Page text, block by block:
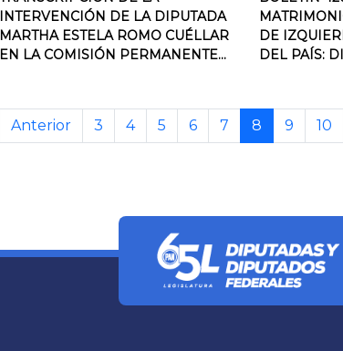
INTERVENCIÓN DE LA DIPUTADA
MARTHA ESTELA ROMO CUÉLLAR
EN LA COMISIÓN PERMANENTE...
DE
DEL PAÍS:
Anterior 3 4 5 6 7 8 9 10